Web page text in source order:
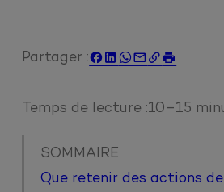
Partager :  
Temps de lecture :10–15
SOMMAIRE
Que retenir des actions